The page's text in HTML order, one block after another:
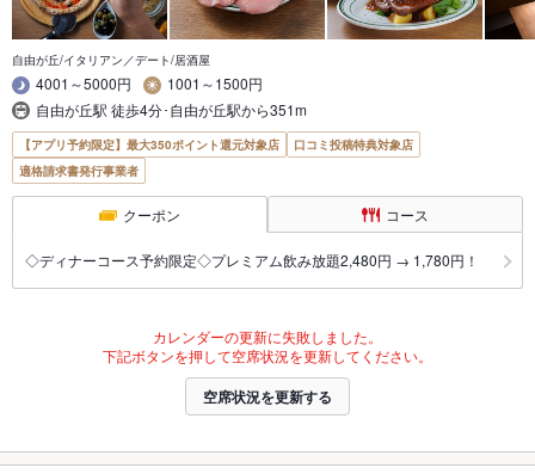
自由が丘/イタリアン／デート/居酒屋
4001～5000円
1001～1500円
自由が丘駅 徒歩4分･自由が丘駅から351m
【アプリ予約限定】最大350ポイント還元対象店
口コミ投稿特典対象店
適格請求書発行事業者
クーポン コース
◇ディナーコース予約限定◇プレミアム飲み放題2,480円 → 1,780円！
カレンダーの更新に失敗しました。
下記ボタンを押して空席状況を更新してください。
空席状況を更新する